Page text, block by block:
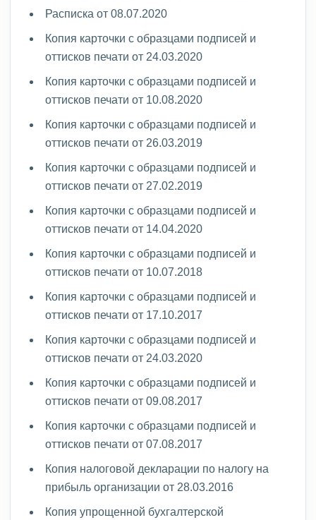
Расписка от 08.07.2020
Копия карточки с образцами подписей и
оттисков печати от 24.03.2020
Копия карточки с образцами подписей и
оттисков печати от 10.08.2020
Копия карточки с образцами подписей и
оттисков печати от 26.03.2019
Копия карточки с образцами подписей и
оттисков печати от 27.02.2019
Копия карточки с образцами подписей и
оттисков печати от 14.04.2020
Копия карточки с образцами подписей и
оттисков печати от 10.07.2018
Копия карточки с образцами подписей и
оттисков печати от 17.10.2017
Копия карточки с образцами подписей и
оттисков печати от 24.03.2020
Копия карточки с образцами подписей и
оттисков печати от 09.08.2017
Копия карточки с образцами подписей и
оттисков печати от 07.08.2017
Копия налоговой декларации по налогу на
прибыль организации от 28.03.2016
Копия упрощенной бухгалтерской